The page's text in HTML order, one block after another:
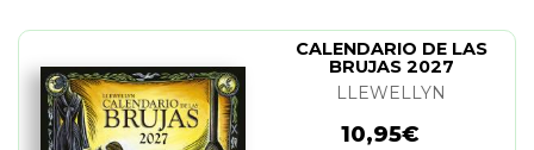
CALENDARIO DE LAS
BRUJAS 2027
LLEWELLYN
10,95€